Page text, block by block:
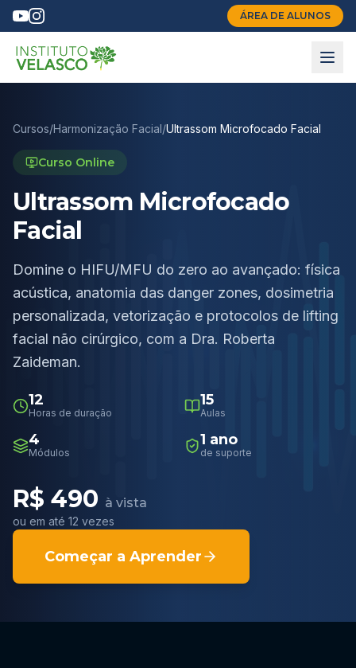
ÁREA DE ALUNOS
Cursos/Harmonização Facial/Ultrassom Microfocado Facial
Curso Online
Ultrassom Microfocado
Facial
Domine o HIFU/MFU do zero ao avançado: física
acústica, anatomia das danger zones, dosimetria
personalizada, vetorização e protocolos de lifting
facial não cirúrgico, com a Dra. Roberta
Zaideman.
12
Horas de duração
15
Aulas
4
Módulos
1 ano
de suporte
R$ 490 à vista
ou em até 12 vezes
Começar a Aprender